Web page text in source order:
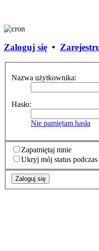
Zaloguj się •
Nazwa użytkownika:
Hasło:
Nie pamiętam hasła
Zapamiętaj mnie
Ukryj mój status podczas